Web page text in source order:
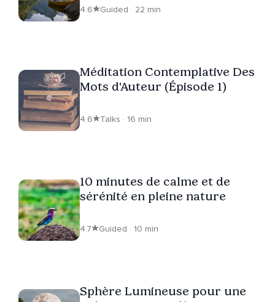
4.6 Guided · 22 min
Méditation Contemplative Des
Mots d'Auteur (Épisode 1)
4.6 Talks · 16 min
10 minutes de calme et de
sérénité en pleine nature
4.7 Guided · 10 min
Sphère Lumineuse pour une